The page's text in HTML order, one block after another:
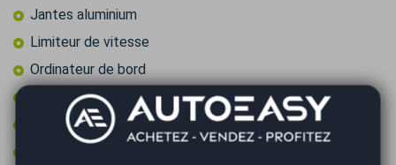
Jantes aluminium
Limiteur de vitesse
Ordinateur de bord
Pack visibilite
Prise audio USB